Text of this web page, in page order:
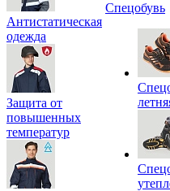
Антистатическая
одежда
Защита от
повышенных
температур
Спецобувь